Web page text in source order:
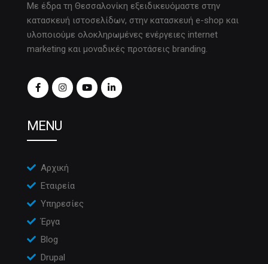
Με έδρα τη Θεσσαλονίκη εξειδικευόμαστε στην
κατασκευή ιστοσελίδων, στην κατασκευή e-shop και
υλοποιούμε ολοκληρωμένες ενέργειες internet
marketing και μοναδικές προτάσεις branding.
MENU
Αρχική
Εταιρεία
Υπηρεσίες
Έργα
Blog
Drupal